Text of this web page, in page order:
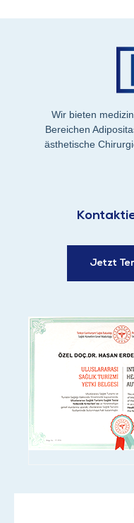
Wir bieten
Bereichen
ästhetische
Jetzt